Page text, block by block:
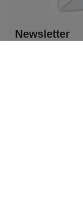
Newsletter